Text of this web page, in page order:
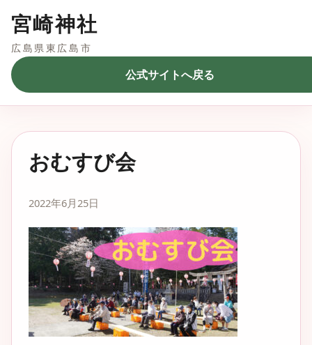
宮崎神社
広島県東広島市
公式サイトへ戻る
おむすび会
2022年6月25日